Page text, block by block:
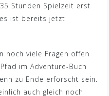
Stunden Spielzeit erst
ist bereits jetzt
noch viele Fragen offen
im Adventure-Buch
zu Ende erforscht sein.
auch gleich noch